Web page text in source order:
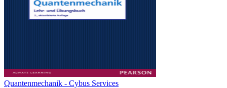
Quantenmechanik - Cybus Services